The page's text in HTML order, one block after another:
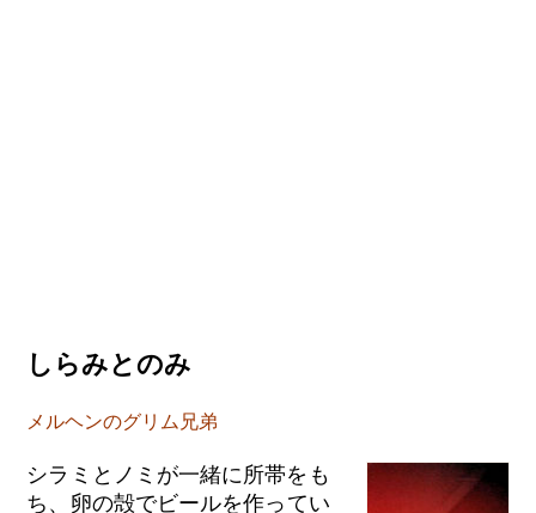
しらみとのみ
メルヘンのグリム兄弟
シラミとノミが一緒に所帯をも
ち、卵の殻でビールを作ってい